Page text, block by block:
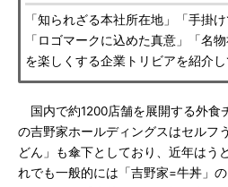
「知られざる本社所在地」「手掛
「ロゴマークに込めた真意」「名
を楽しくする企業トリビアを紹介し
国内で約1200店舗を展開する外食
の吉野家ホールディングスはセルフ
どん」も傘下としており、近年はう
れでも一般的には「吉野家=牛丼」